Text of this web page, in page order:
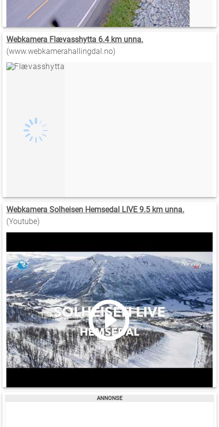
Webkamera Flævasshytta 6.4 km unna.
(www.webkamerahallingdal.no)
Webkamera Solheisen Hemsedal LIVE 9.5 km unna.
(Youtube)